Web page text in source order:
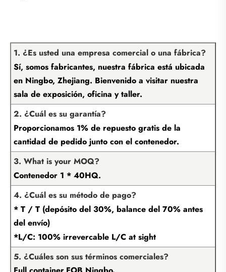
1. ¿Es usted una empresa comercial o una fábrica?
Sí, somos fabricantes, nuestra fábrica está ubicada
en Ningbo, Zhejiang. Bienvenido a visitar nuestra
sala de exposición, oficina y taller.
2. ¿Cuál es su garantía?
Proporcionamos 1% de repuesto gratis de la
cantidad de pedido junto con el contenedor.
3. What is your MOQ?
Contenedor 1 * 40HQ.
4. ¿Cuál es su método de pago?
* T / T (depósito del 30%, balance del 70% antes
del envío)
*L/C: 100% irrevercable L/C at sight
5. ¿Cuáles son sus términos comerciales?